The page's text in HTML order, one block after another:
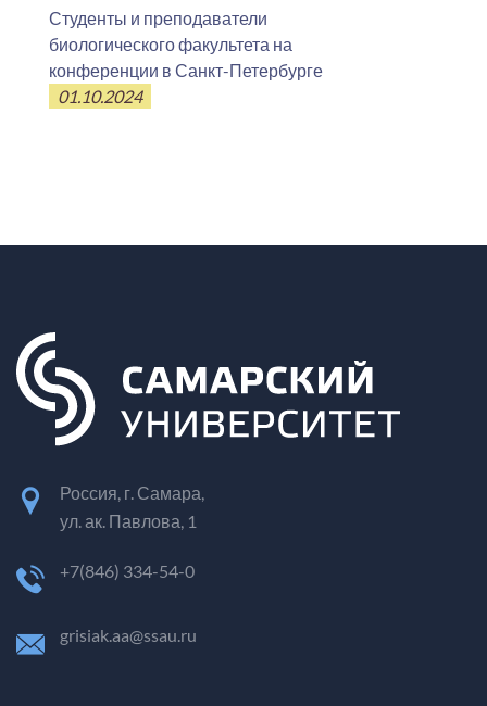
Студенты и преподаватели
биологического факультета на
конференции в Санкт-Петербурге
01.10.2024
Россия, г. Самара,
ул. ак. Павлова, 1
+7(846) 334-54-0
grisiak.aa@ssau.ru